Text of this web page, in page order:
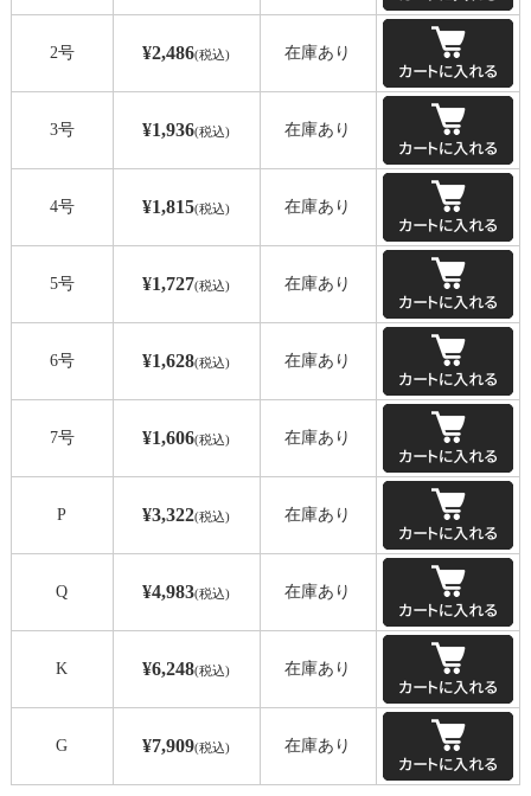
2号 ¥2,486(税込) 在庫あり
3号 ¥1,936(税込) 在庫あり
4号 ¥1,815(税込) 在庫あり
5号 ¥1,727(税込) 在庫あり
6号 ¥1,628(税込) 在庫あり
7号 ¥1,606(税込) 在庫あり
P ¥3,322(税込) 在庫あり
Q ¥4,983(税込) 在庫あり
K ¥6,248(税込) 在庫あり
G ¥7,909(税込) 在庫あり